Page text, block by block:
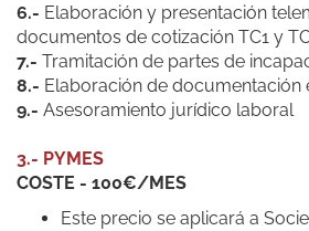
6.- Elaboración y presentación
documentos de cotización TC1 y
7.- Tramitación de partes de
8.- Elaboración de documentación
9.- Asesoramiento jurídico laboral
3.- PYMES
COSTE - 100€/MES
Este precio se aplicará a